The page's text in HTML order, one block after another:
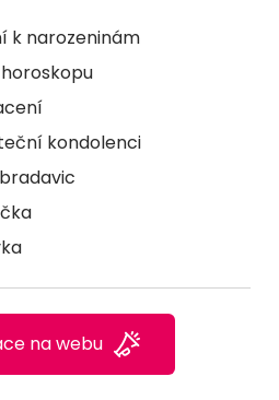
k narozeninám
kondolenci
na webu